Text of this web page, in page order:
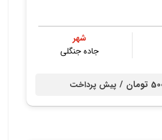
شهر
جاده جنگلی
/ پیش پرداخت